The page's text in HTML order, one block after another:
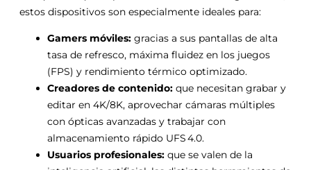
estos dispositivos son especialmente ideales para:
Gamers móviles: gracias a sus pantallas de alta
tasa de refresco, máxima fluidez en los juegos
(FPS) y rendimiento térmico optimizado.
Creadores de contenido: que necesitan grabar y
editar en 4K/8K, aprovechar cámaras múltiples
con ópticas avanzadas y trabajar con
almacenamiento rápido UFS 4.0.
Usuarios profesionales: que se valen de la